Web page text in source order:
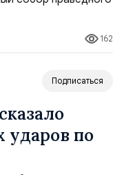
ВМФ России
162
Подписаться
ударов по